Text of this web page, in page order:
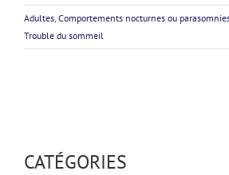
Adultes Comportements nocturnes ou
Trouble du sommeil
CATÉGORIES